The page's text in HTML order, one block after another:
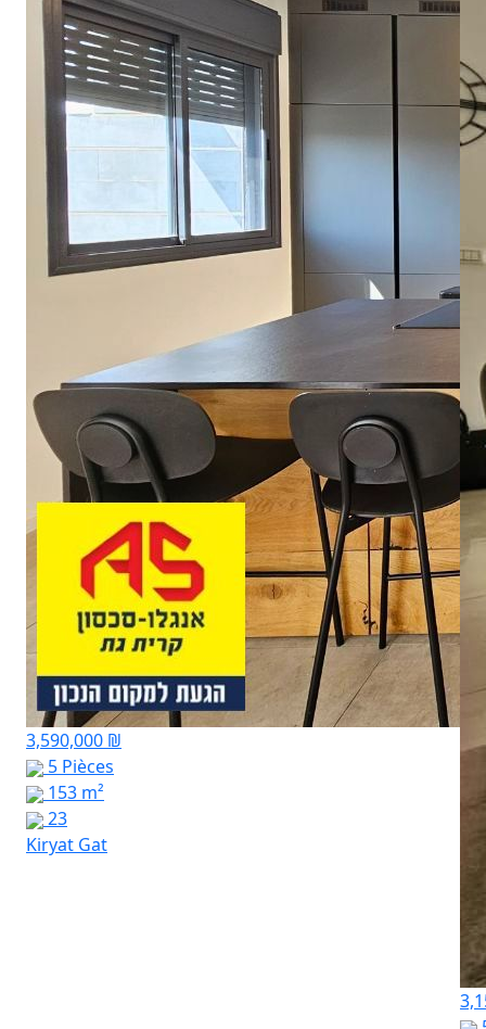
3,590,000 ₪
5 Pièces
153 m²
23
Kiryat Gat